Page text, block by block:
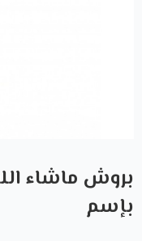
بإسم